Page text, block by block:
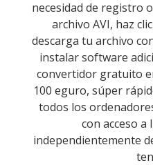
necesidad de registro
archivo AVI, haz
descarga tu archivo
instalar software
convertidor gratuito
100 eguro, súper
todos los
con acceso
independientemente